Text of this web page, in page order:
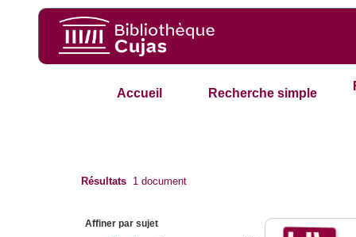
Accueil Recherche simple
Résultats 1 document
Affiner par sujet